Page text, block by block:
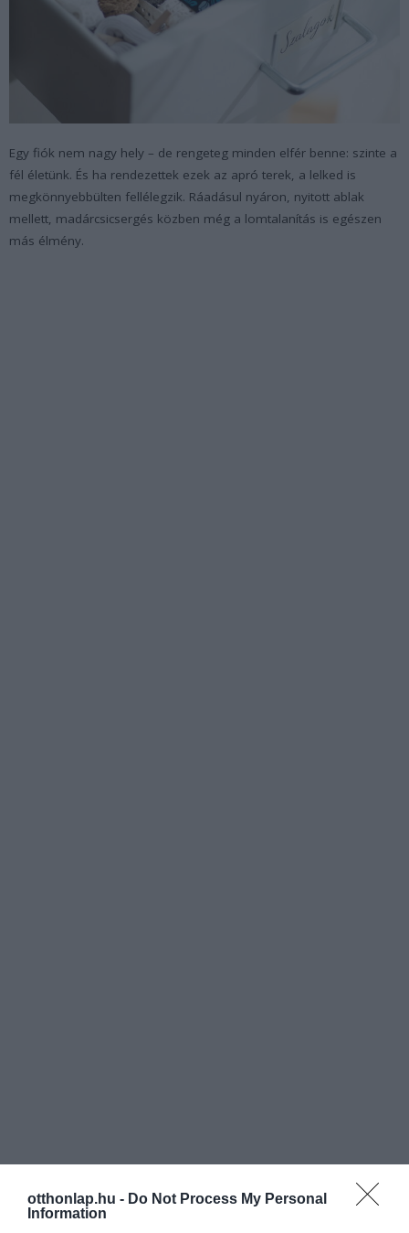
otthonlap.hu - Do Not Process My Personal
Information
Egy fiók nem nagy hely – de rengeteg minden elfér benne: szinte a
fél életünk. És ha rendezettek ezek az apró terek, a lelked is
megkönnyebbülten fellélegzik. Ráadásul nyáron, nyitott ablak
mellett, madárcsicsergés közben még a lomtalanítás is egészen
más élmény.